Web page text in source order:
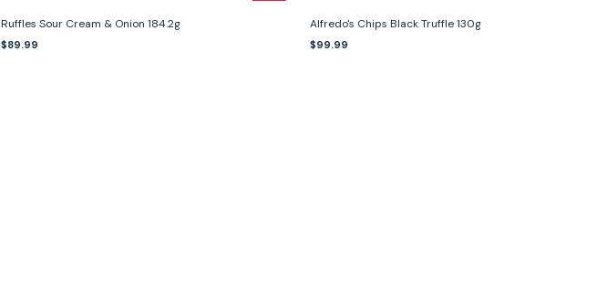
Ruffles Sour Cream & Onion 184.2g
$89.99
Alfredo's Chips Black Truffle 130g
$99.99